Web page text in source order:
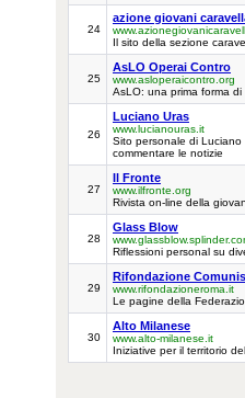
24
azione giovani
Il sito della sezione
25
AsLO Operai Contro
www.asloperaicontro.org
AsLO: una prima forma
26
Luciano Uras
www.lucianouras.it
Sito personale di
commentare le notizie
27
Il Fronte
www.ilfronte.org
Rivista on-line della
28
Glass Blow
Riflessioni personal su
29
Rifondazione
www.rifondazioneroma.it
Le pagine della
30
Alto Milanese
www.alto-milanese.it
Iniziative per il territorio